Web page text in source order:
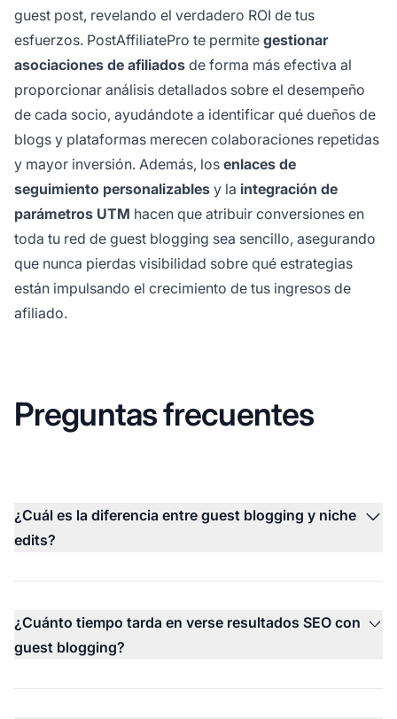
guest post, revelando el verdadero ROI de tus
esfuerzos. PostAffiliatePro te permite gestionar
asociaciones de afiliados de forma más efectiva al
proporcionar análisis detallados sobre el desempeño
de cada socio, ayudándote a identificar qué dueños de
blogs y plataformas merecen colaboraciones repetidas
y mayor inversión. Además, los enlaces de
seguimiento personalizables y la integración de
parámetros UTM hacen que atribuir conversiones en
toda tu red de guest blogging sea sencillo, asegurando
que nunca pierdas visibilidad sobre qué estrategias
están impulsando el crecimiento de tus ingresos de
afiliado.
Preguntas frecuentes
¿Cuál es la diferencia entre guest blogging y niche
edits?
¿Cuánto tiempo tarda en verse resultados SEO con
guest blogging?